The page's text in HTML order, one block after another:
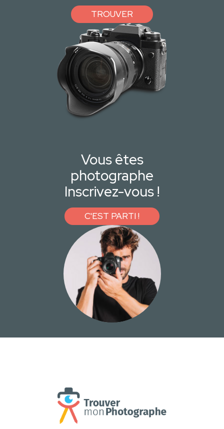
TROUVER
Vous êtes
photographe
Inscrivez-vous !
C'EST PARTI !